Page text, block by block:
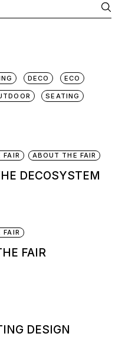
DECO ECO
SEATING
FAIR ABOUT THE FAIR
DECOSYSTEM
FAIR
FAIR
DESIGN